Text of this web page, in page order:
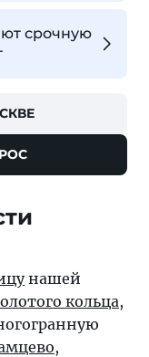
срочную
нашей
кольца,
,